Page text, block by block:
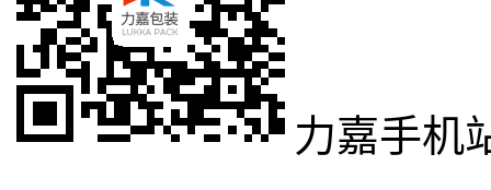
力嘉手机